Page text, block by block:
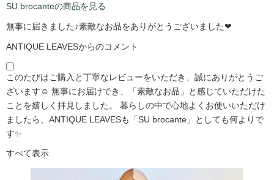
SU brocanteの商品を見る
無事に届きました♪素敵なお品をありがとうございました❤
ANTIQUE LEAVESからのコメント
このたびはご購入と丁寧なレビューをいただき、誠にありがとうご
ざいます☺️ 無事にお届けでき、「素敵なお品」と感じていただけた
ことを嬉しく拝見しました。 暮らしの中で心地よくお使いいただけ
ましたら、ANTIQUE LEAVESも「SU brocante」としても何よりで
す✨
すべて表示